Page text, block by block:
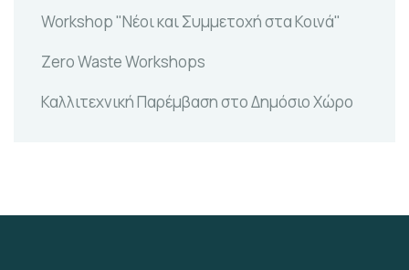
Workshop "Νέοι και Συμμετοχή στα Κοινά"
Zero Waste Workshops
Καλλιτεχνική Παρέμβαση στο Δημόσιο Χώρο